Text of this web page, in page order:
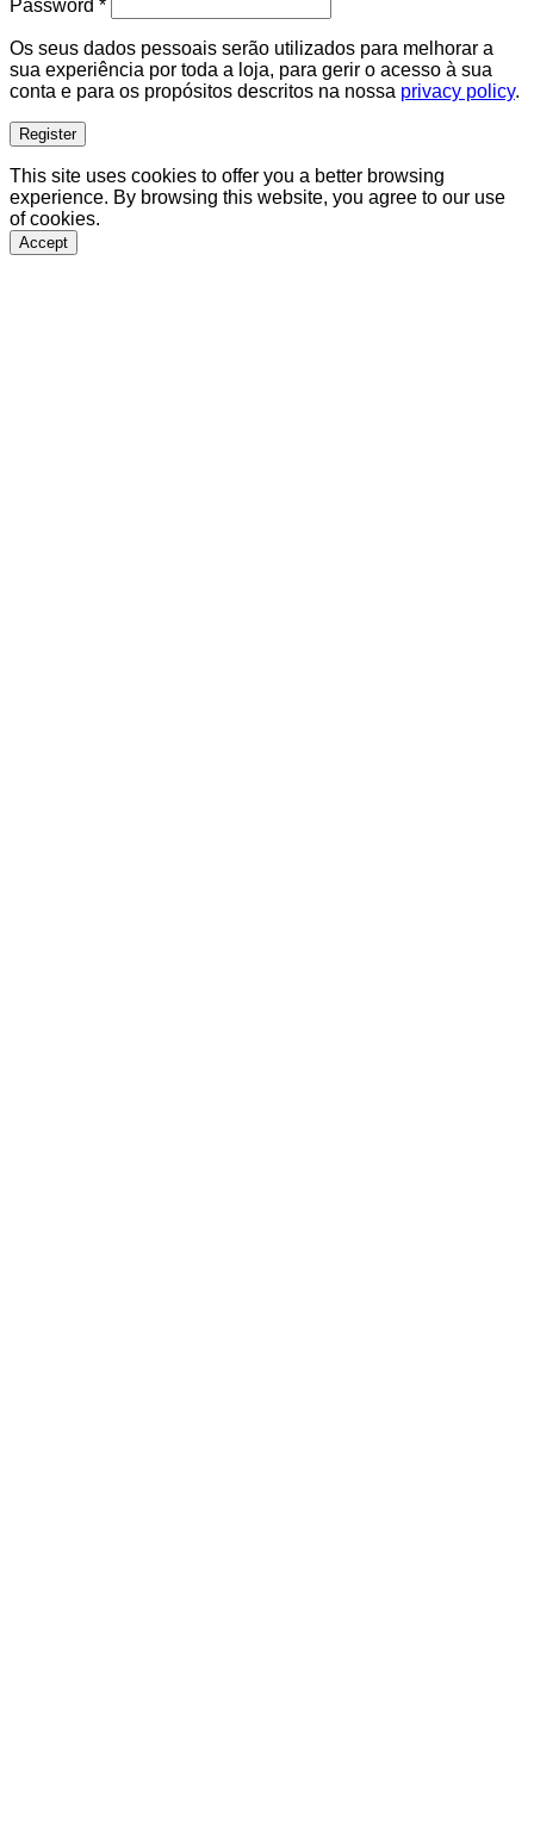
Password *
Os seus dados pessoais serão utilizados para melhorar a
sua experiência por toda a loja, para gerir o acesso à sua
conta e para os propósitos descritos na nossa privacy policy.
Register
This site uses cookies to offer you a better browsing
experience. By browsing this website, you agree to our use
of cookies.
Accept